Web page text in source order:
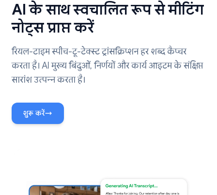
AI के साथ स्वचालित रूप से मीटिंग
नोट्स प्राप्त करें
रियल-टाइम स्पीच-टू-टेक्स्ट ट्रांसक्रिप्शन हर शब्द कैप्चर
करता है। AI मुख्य बिंदुओं, निर्णयों और कार्य आइटम के संक्षिप्त
सारांश उत्पन्न करता है।
शुरू करें